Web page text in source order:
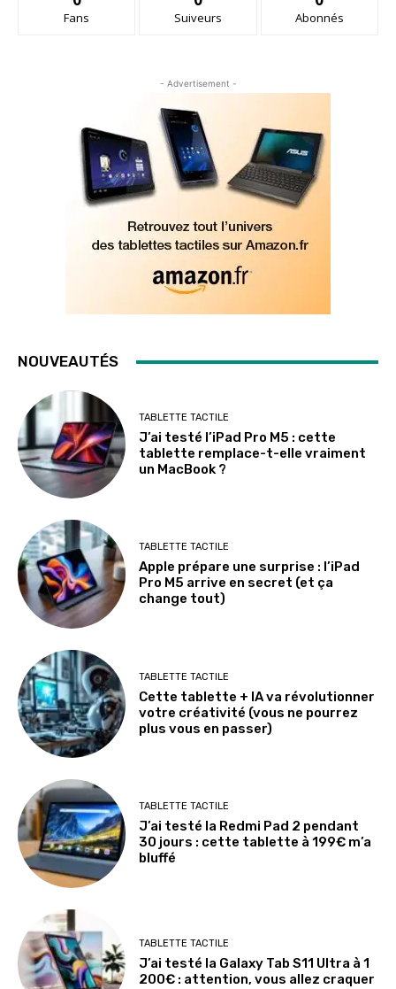
Fans Suiveurs Abonnés
- Advertisement -
NOUVEAUTÉS
TABLETTE TACTILE
J’ai testé l’iPad Pro M5 : cette
tablette remplace-t-elle vraiment
un MacBook ?
TABLETTE TACTILE
Apple prépare une surprise : l’iPad
Pro M5 arrive en secret (et ça
change tout)
TABLETTE TACTILE
Cette tablette + IA va révolutionner
votre créativité (vous ne pourrez
plus vous en passer)
TABLETTE TACTILE
J’ai testé la Redmi Pad 2 pendant
30 jours : cette tablette à 199€ m’a
bluffé
TABLETTE TACTILE
J’ai testé la Galaxy Tab S11 Ultra à 1
200€ : attention, vous allez craquer